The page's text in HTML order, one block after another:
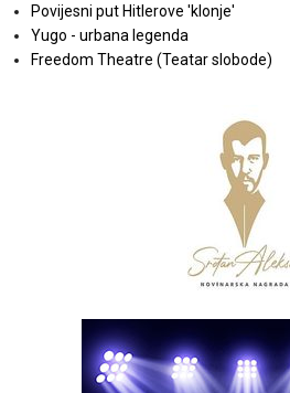
Povijesni put Hitlerove 'klonje'
Yugo - urbana legenda
Freedom Theatre (Teatar slobode)